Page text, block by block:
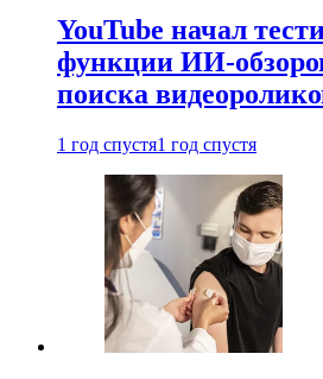
YouTube начал
функции ИИ-
поиска
1 год спустя1 год спустя